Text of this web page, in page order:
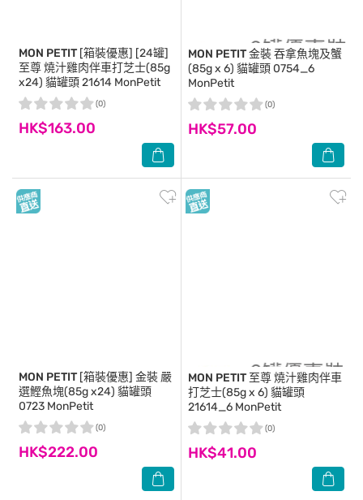
MON PETIT [箱裝優惠] [24罐]
至尊 燒汁雞肉伴車打芝士(85g
x24) 貓罐頭 21614 MonPetit
HK$163.00
(0)
MON PETIT金裝 吞拿魚塊及蟹
(85g x 6) 貓罐頭 0754_6
MonPetit
HK$57.00
(0)
MON PETIT [箱裝優惠] 金裝 嚴
選鰹魚塊(85g x24) 貓罐頭
0723 MonPetit
HK$222.00
(0)
MON PETIT 至尊 燒汁雞肉伴車
打芝士(85g x 6) 貓罐頭
21614_6 MonPetit
HK$41.00
(0)